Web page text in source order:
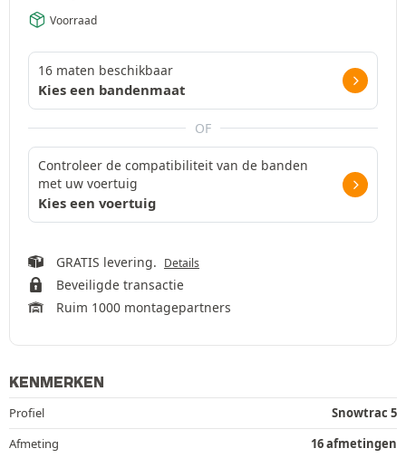
Voorraad
16 maten beschikbaar
Kies een bandenmaat
OF
Controleer de compatibiliteit van de banden
met uw voertuig
Kies een voertuig
GRATIS levering. Details
Beveiligde transactie
Ruim 1000 montagepartners
KENMERKEN
Profiel
Snowtrac 5
Afmeting
16 afmetingen